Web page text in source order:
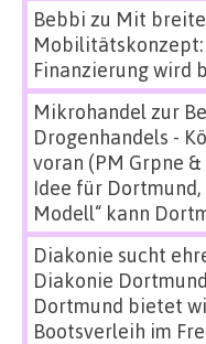
Bebbi zu Mit
Finanzierung wird
Mikrohandel zur
Drogenhandels -
voran (PM Grpne &
Idee für
Modell“ kann
Diakonie sucht
Diakonie
Dortmund bietet
Bootsverleih im